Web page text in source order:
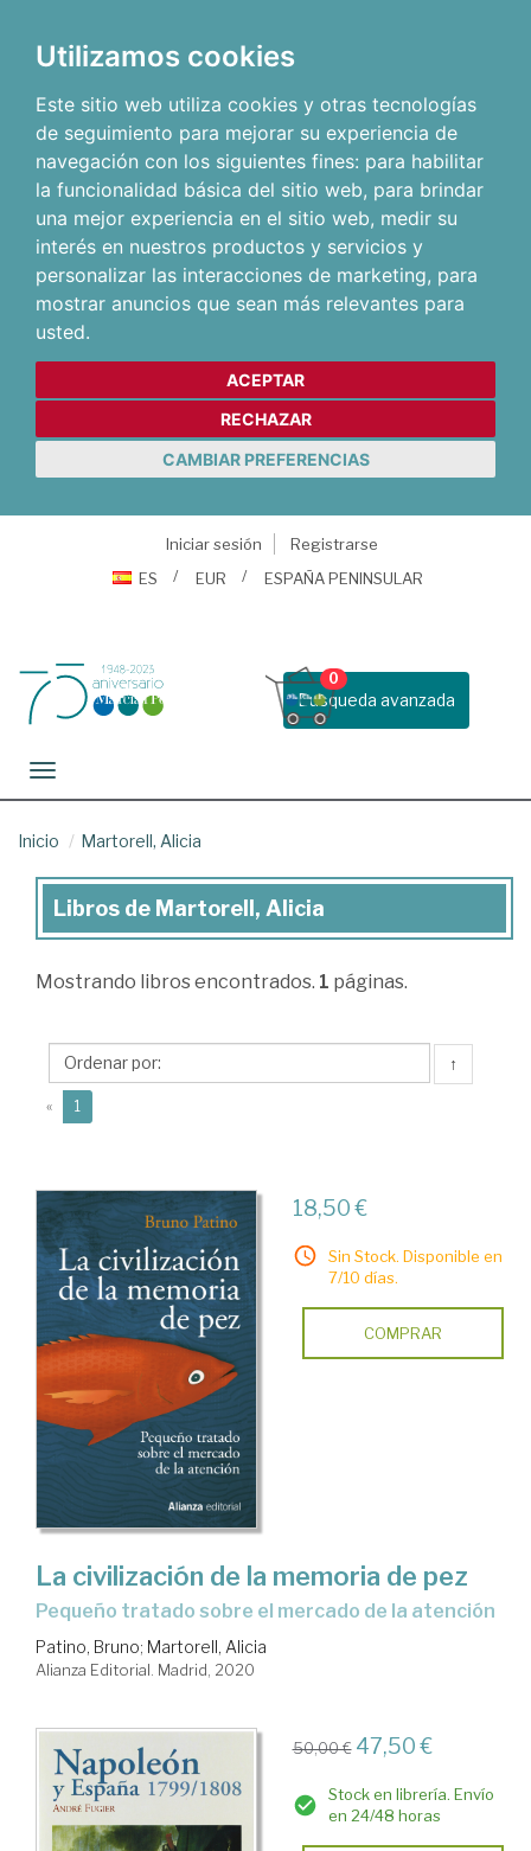
Utilizamos cookies
Este sitio web utiliza cookies y otras tecnologías
de seguimiento para mejorar su experiencia de
navegación con los siguientes fines: para habilitar
la funcionalidad básica del sitio web, para brindar
una mejor experiencia en el sitio web, medir su
interés en nuestros productos y servicios y
personalizar las interacciones de marketing, para
mostrar anuncios que sean más relevantes para
usted.
ACEPTAR
RECHAZAR
CAMBIAR PREFERENCIAS
Iniciar sesión
Registrarse
ES
EUR ESPAÑA PENINSULAR
Busqueda avanzada
0
Toggle navigation
Inicio Martorell, Alicia
Libros
Martorell,
Libros de Martorell, Alicia
Mostrando libros encontrados. 1 páginas.
↑
« 1
18,50 €
Sin Stock. Disponible en
7/10 días.
COMPRAR
La civilización de la memoria de pez
pequeño tratado sobre el mercado de la atención
Patino, Bruno; Martorell, Alicia
Alianza Editorial. Madrid, 2020
50,00 € 47,50 €
Stock en librería. Envío
en 24/48 horas